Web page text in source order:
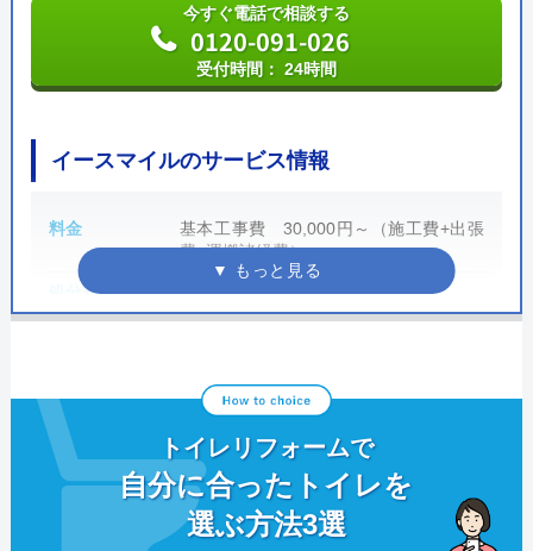
展示されており、実物を見て比較検討ができます。施
工後の引き渡しの際に保証書を発行しており、工事内
ーカー保証の延長も可能で、この保証期間内であれば
365日・24時間無料で修理サービスを受けることがで
公式サイトで
料金詳細を見る
運営会社 ニッカホ―ム株式会社
代表者 西田裕久
1987年1月創業 1993年4月設立
今すぐ電話で相談する
0120-091-026
受付時間： 24時間
イースマイルのサービス情報
料金
基本工事費 30,000円～（施工費+出張
費+運搬諸経費）
処分費 別途かかります
営業時間 24時間
定休日 なし（年中無休）
累計120万件
施工事例ページ https://www.esmile-24.com/result/
トイレリフォームで
自分に合ったトイレを
選ぶ方法3選